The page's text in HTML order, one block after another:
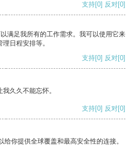
支持[0] 反对[0]
满足我所有的工作需求。我可以使用它来
日程安排等。
支持[0] 反对[0]
久久不能忘怀。
支持[0] 反对[0]
你提供全球覆盖和最高安全性的连接。